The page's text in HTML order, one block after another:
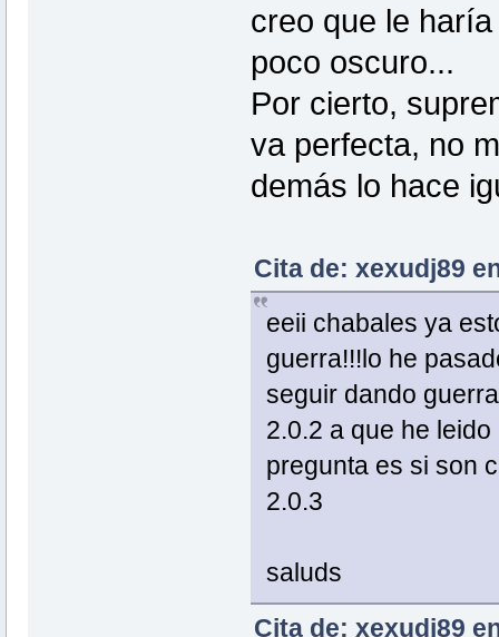
creo que le
poco oscuro...
Por cierto,
va perfecta, no
demás lo hace
Cita de: xexudj89
eeii chabales ya
guerra!!!lo he
seguir dando
2.0.2 a que he
pregunta es si son
2.0.3
saluds
Cita de: xexudj89